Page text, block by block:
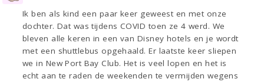
Ik ben als kind een paar keer geweest en met onze
dochter. Dat was tijdens COVID toen ze 4 werd. We
bleven alle keren in een van Disney hotels en je wordt
met een shuttlebus opgehaald. Er laatste keer sliepen
we in New Port Bay Club. Het is veel lopen en het is
echt aan te raden de weekenden te vermijden wegens